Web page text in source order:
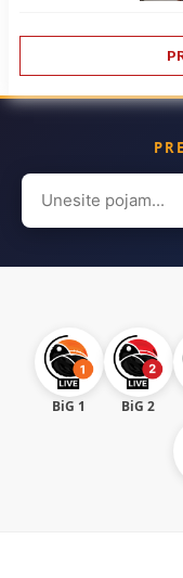
Search
for:
BiG 1 BiG 2